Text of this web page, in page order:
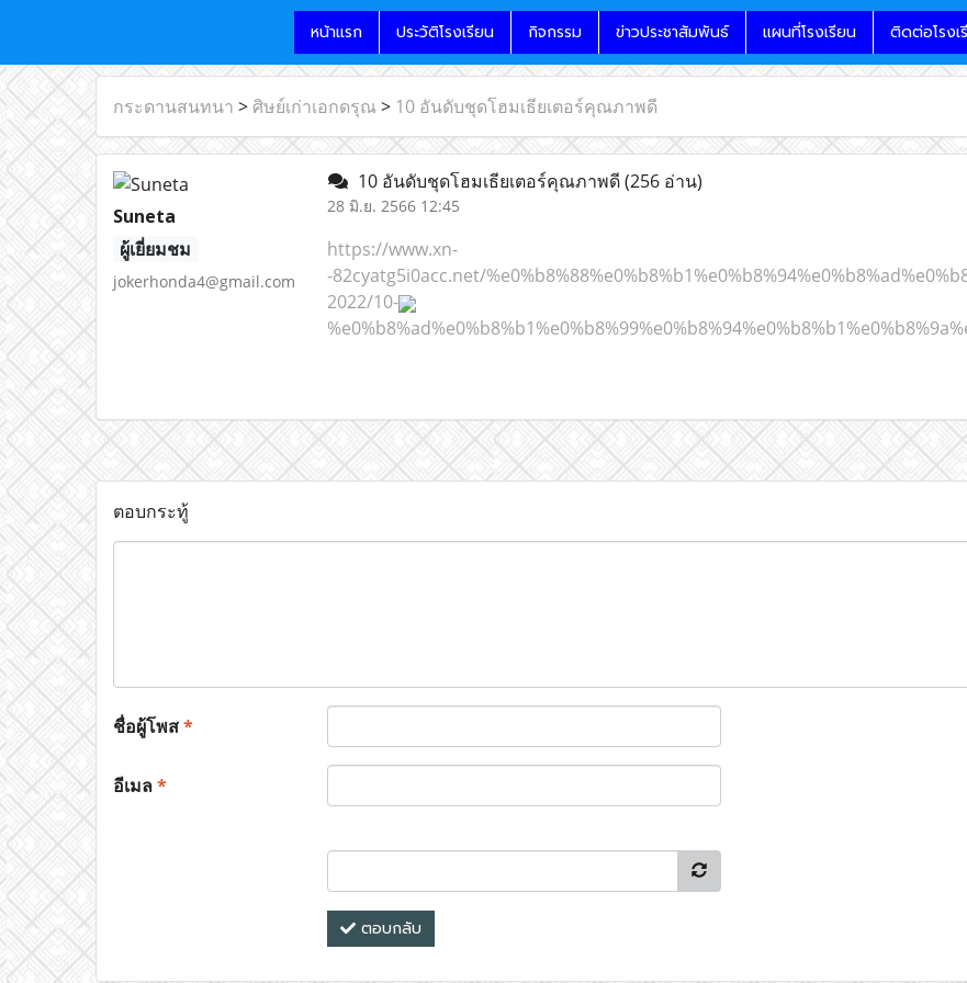
หน้าแรก ประวัติโรงเรียน กิจกรรม ข่าวประชาสัมพันธ์ แผนที่โรงเรียน ติดต่อโรงเ
กระดานสนทนา > ศิษย์เก่าเอกดรุณ > 10 อันดับชุดโฮมเธียเตอร์คุณภาพดี
Suneta
ผู้เยี่ยมชม
jokerhonda4@gmail.com
10 อันดับชุดโฮมเธียเตอร์คุณภาพดี(256 อ่าน)
28 มิ.ย. 2566 12:45
https://www.xn-
-82cyatg5i0acc.net/
2022/10-
ตอบกระทู้
ชื่อผู้โพส*
อีเมล*
ตอบกลับ